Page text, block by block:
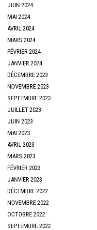
JUIN 2024
MAI 2024
AVRIL 2024
MARS 2024
FÉVRIER 2024
JANVIER 2024
DÉCEMBRE 2023
NOVEMBRE 2023
SEPTEMBRE 2023
JUILLET 2023
JUIN 2023
MAI 2023
AVRIL 2023
MARS 2023
FÉVRIER 2023
JANVIER 2023
DÉCEMBRE 2022
NOVEMBRE 2022
OCTOBRE 2022
SEPTEMBRE 2022